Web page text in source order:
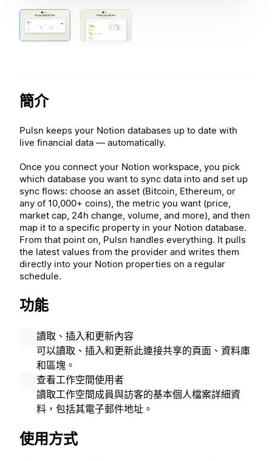
簡介
Pulsn keeps your Notion databases up to date with
live financial data — automatically.
Once you connect your Notion workspace, you pick
which database you want to sync data into and set up
sync flows: choose an asset (Bitcoin, Ethereum, or
any of 10,000+ coins), the metric you want (price,
market cap, 24h change, volume, and more), and then
map it to a specific property in your Notion database.
From that point on, Pulsn handles everything. It pulls
the latest values from the provider and writes them
directly into your Notion properties on a regular
schedule.
功能
讀取、插入和更新內容
可以讀取、插入和更新此連接共享的頁面、資料庫
和區塊。
查看工作空間使用者
讀取工作空間成員與訪客的基本個人檔案詳細資
料，包括其電子郵件地址。
使用方式